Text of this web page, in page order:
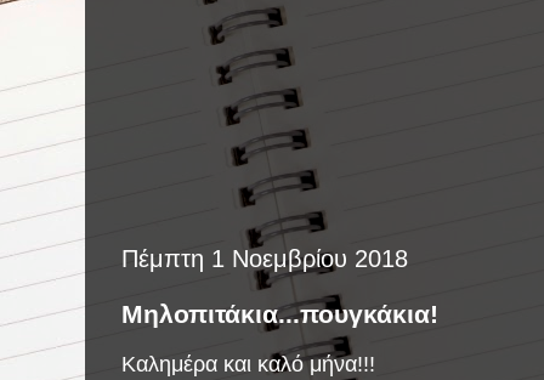
Πέμπτη 1 Νοεμβρίου 2018
Μηλοπιτάκια...πουγκάκια!
Καλημέρα και καλό μήνα!!!